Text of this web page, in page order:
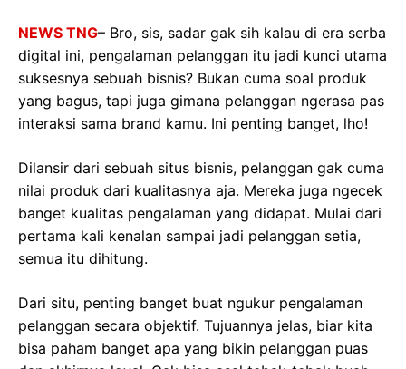
NEWS TNG– Bro, sis, sadar gak sih kalau di era serba
digital ini, pengalaman pelanggan itu jadi kunci utama
suksesnya sebuah bisnis? Bukan cuma soal produk
yang bagus, tapi juga gimana pelanggan ngerasa pas
interaksi sama brand kamu. Ini penting banget, lho!
Dilansir dari sebuah situs bisnis, pelanggan gak cuma
nilai produk dari kualitasnya aja. Mereka juga ngecek
banget kualitas pengalaman yang didapat. Mulai dari
pertama kali kenalan sampai jadi pelanggan setia,
semua itu dihitung.
Dari situ, penting banget buat ngukur pengalaman
pelanggan secara objektif. Tujuannya jelas, biar kita
bisa paham banget apa yang bikin pelanggan puas